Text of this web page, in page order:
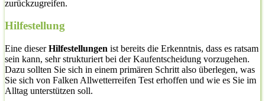
zurückzugreifen.
Hilfestellung
Eine dieserHilfestellungen ist bereits die Erkenntnis, dass es ratsam
sein kann, sehr strukturiert bei der Kaufentscheidung vorzugehen.
Dazu sollten Sie sich in einem primären Schritt also überlegen, was
Sie sich von Falken Allwetterreifen Test erhoffen und wie es Sie im
Alltag unterstützen soll.